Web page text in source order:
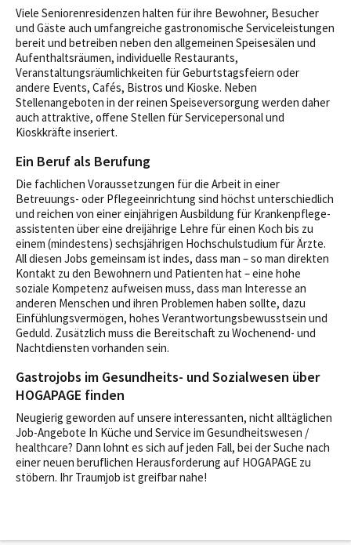
Viele Seniorenresidenzen halten für ihre Bewohner, Besucher
und Gäste auch umfangreiche gastronomische Serviceleistungen
bereit und betreiben neben den allgemeinen Speisesälen und
Aufenthaltsräumen, individuelle Restaurants,
Veranstaltungsräumlichkeiten für Geburtstagsfeiern oder
andere Events, Cafés, Bistros und Kioske. Neben
Stellenangeboten in der reinen Speiseversorgung werden daher
auch attraktive, offene Stellen für Servicepersonal und
Kioskkräfte inseriert.
Ein Beruf als Berufung
Die fachlichen Voraussetzungen für die Arbeit in einer
Betreuungs- oder Pflegeeinrichtung sind höchst unterschiedlich
und reichen von einer einjährigen Ausbildung für Krankenpflege-
assistenten über eine dreijährige Lehre für einen Koch bis zu
einem (mindestens) sechsjährigen Hochschulstudium für Ärzte.
All diesen Jobs gemeinsam ist indes, dass man – so man direkten
Kontakt zu den Bewohnern und Patienten hat – eine hohe
soziale Kompetenz aufweisen muss, dass man Interesse an
anderen Menschen und ihren Problemen haben sollte, dazu
Einfühlungsvermögen, hohes Verantwortungsbewusstsein und
Geduld. Zusätzlich muss die Bereitschaft zu Wochenend- und
Nachtdiensten vorhanden sein.
Gastrojobs im Gesundheits- und Sozialwesen über
HOGAPAGE finden
Neugierig geworden auf unsere interessanten, nicht alltäglichen
Job-Angebote In Küche und Service im Gesundheitswesen /
healthcare? Dann lohnt es sich auf jeden Fall, bei der Suche nach
einer neuen beruflichen Herausforderung auf HOGAPAGE zu
stöbern. Ihr Traumjob ist greifbar nahe!